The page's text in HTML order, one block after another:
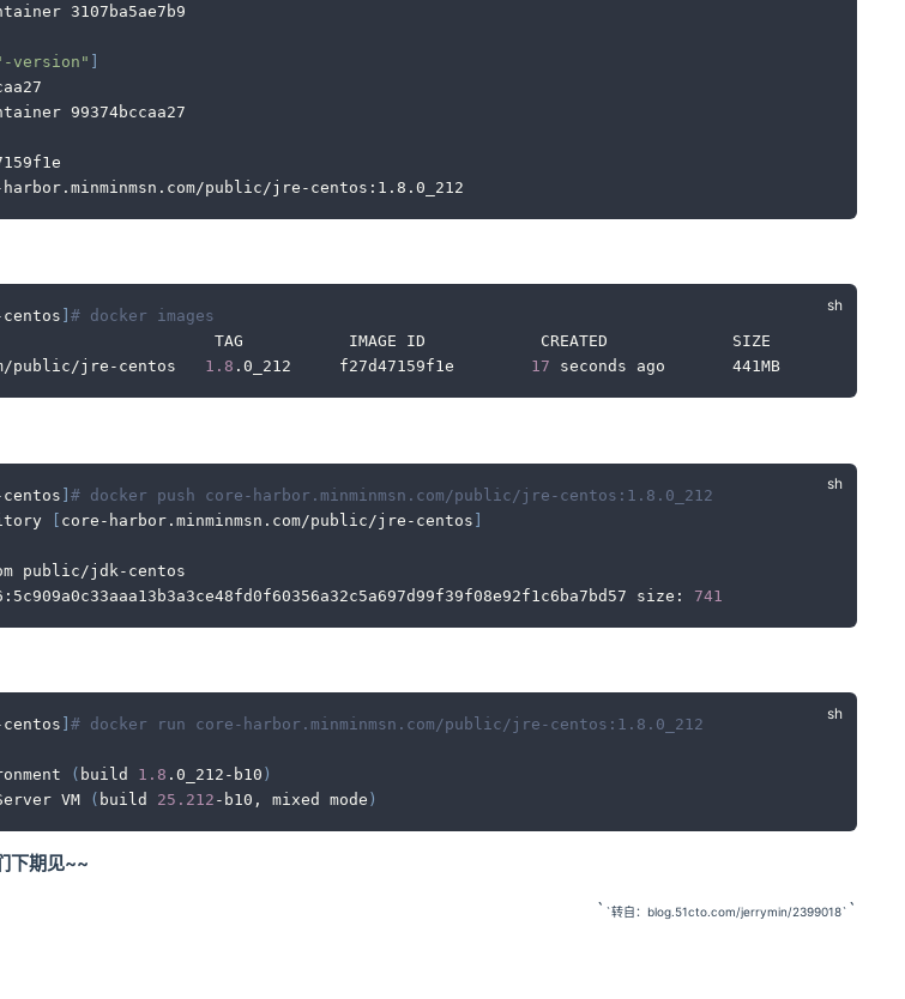
3107ba5ae7b9
version"
99374bccaa27
public/jre-centos:1.8.0_212
centos # docker images
TAG           IMAGE ID            CREATED             SIZE
public/jre-centos 1.8 .0_212     f27d47159f1e 17 seconds ago       441MB
centos] # docker push core-harbor.minminmsn.com/public/jre-centos:1.8.0_212
[ core-harbor.minminmsn.com/public/jre-centos ]
public/jdk-centos
size: 741
centos # docker run core-harbor.minminmsn.com/public/jre-centos:1.8.0_212
( build 1.8 .0_212-b10 )
VM ( build 25.212 -b10, mixed mode )
下期见~~
` `转自：blog.51cto.com/jerrymin/2399018` `